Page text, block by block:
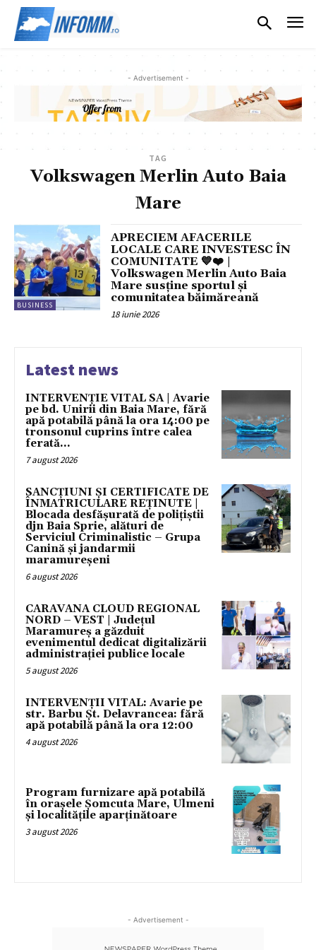
- Advertisement -
TAG
Volkswagen Merlin Auto Baia
Mare
BUSINESS
APRECIEM AFACERILE
LOCALE CARE INVESTESC ÎN
COMUNITATE 💙❤️ |
Volkswagen Merlin Auto Baia
Mare susține sportul și
comunitatea băimăreană
18 iunie 2026
Latest news
INTERVENȚIE VITAL SA | Avarie
pe bd. Unirii din Baia Mare, fără
apă potabilă până la ora 14:00 pe
tronsonul cuprins între calea
ferată...
7 august 2026
SANCȚIUNI ȘI CERTIFICATE DE
ÎNMATRICULARE REȚINUTE |
Blocada desfășurată de polițiștii
djn Baia Sprie, alături de
Serviciul Criminalistic – Grupa
Canină și jandarmii
maramureșeni
6 august 2026
CARAVANA CLOUD REGIONAL
NORD – VEST | Județul
Maramureș a găzduit
evenimentul dedicat digitalizării
administrației publice locale
5 august 2026
INTERVENȚII VITAL: Avarie pe
str. Barbu Șt. Delavrancea: fără
apă potabilă până la ora 12:00
4 august 2026
Program furnizare apă potabilă
în orașele Șomcuta Mare, Ulmeni
și localitățile aparținătoare
3 august 2026
- Advertisement -